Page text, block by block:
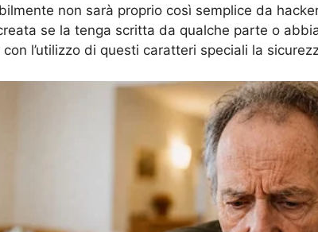
non sarà proprio così semplice da
se la tenga scritta da qualche parte o
l’utilizzo di questi caratteri speciali la